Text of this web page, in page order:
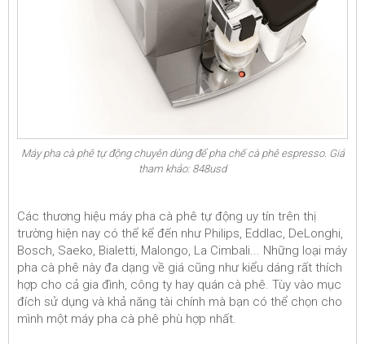
Máy pha cà phê tự động chuyên dùng để pha chế cà phê espresso. Giá
tham khảo: 848usd
Các thương hiệu máy pha cà phê tự động uy tín trên thị
trường hiện nay có thể kể đến như Philips, Eddlac, DeLonghi,
Bosch, Saeko, Bialetti, Malongo, La Cimbali... Những loại máy
pha cà phê này đa dạng về giá cũng như kiểu dáng rất thích
hợp cho cả gia đình, công ty hay quán cà phê. Tùy vào mục
đích sử dụng và khả năng tài chính mà bạn có thể chọn cho
mình một máy pha cà phê phù hợp nhất.